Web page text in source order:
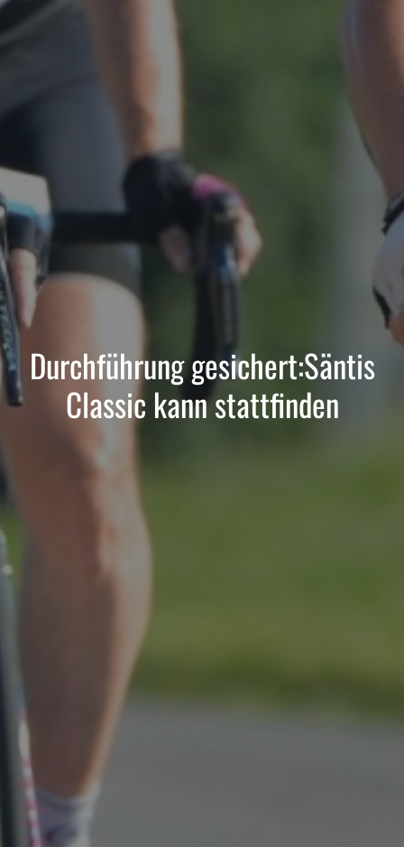
Durchführung gesichert:Säntis
Classic kann stattfinden